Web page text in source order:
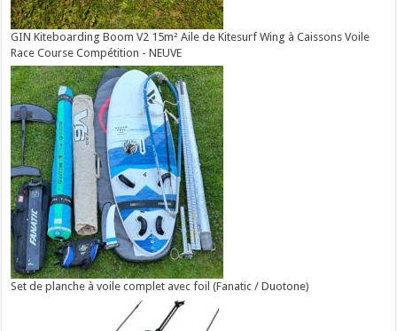
GIN Kiteboarding Boom V2 15m² Aile de Kitesurf Wing à Caissons Voile
Race Course Compétition - NEUVE
Set de planche à voile complet avec foil (Fanatic / Duotone)